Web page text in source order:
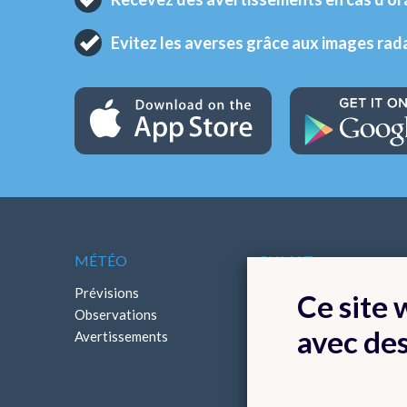
Evitez les averses grâce aux images
MÉTÉO
Prévisions
Observations
Avertissements
CLIMAT
Bilans climatologiques
Ce site
avec